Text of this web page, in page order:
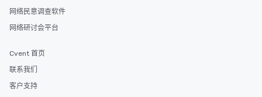
网络民意调查软件
网络研讨会平台
Cvent 首页
联系我们
客户支持